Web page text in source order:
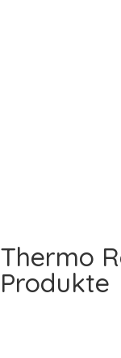
Thermo
Produkte